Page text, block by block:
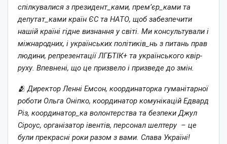
спілкувалися з президент_ками, прем’єр_ками та
депутат_ками країн ЄС та НАТО, щоб забезпечити
нашій країні гідне визнання у світі. Ми консультували і
міжнародних, і українських політиків_нь з питань прав
людини, репрезентації ЛГБТІК+ та українського квір-
руху. Впевнені, що це призвело і призведе до змін.
🫂 Директор Ленні Емсон, координаторка гуманітарної
роботи Ольга Оніпко, координатор комунікацій Едвард
Різ, координатор_ка волонтерства та безпеки Джул
Сіроус, організатор івентів, персонал шелтеру – це
були прекрасні роки разом з вами. Слава Україні!